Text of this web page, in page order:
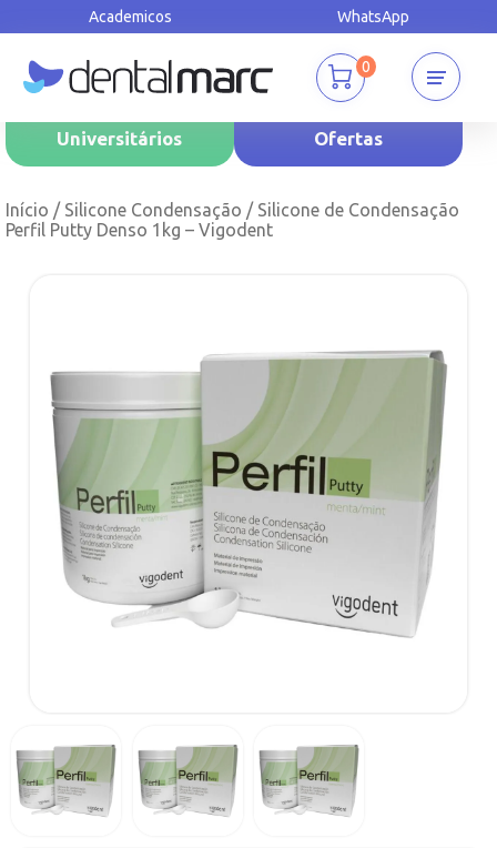
Academicos WhatsApp
0
Universitários Ofertas
Início / Silicone Condensação / Silicone de Condensação
Perfil Putty Denso 1kg – Vigodent